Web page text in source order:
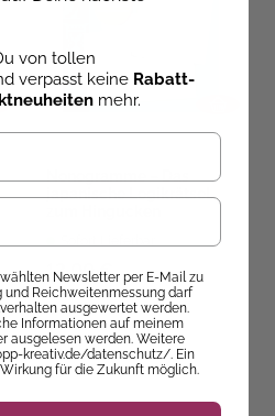
japanische Logikrätsel
12,00 €
von tollen
verpasst keine Rabatt-
mehr.
Newsletter per E-Mail zu
und Reichweitenmessung darf
ausgewertet werden.
Informationen auf meinem
ausgelesen werden. Weitere
kreativ.de/datenschutz/. Ein
für die Zukunft möglich.